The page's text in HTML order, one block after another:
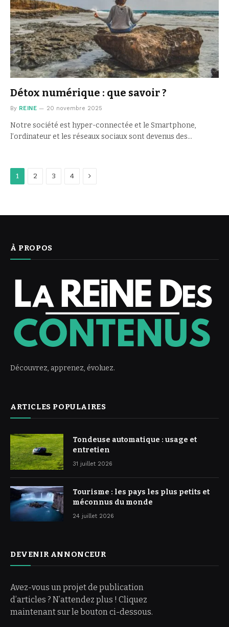
Détox numérique : que savoir ?
By REINE 20 novembre 2025
Notre société est hyper-connectée et le Smartphone,
l’ordinateur et les réseaux sociaux sont devenus des…
1 2 3 4 Next
À PROPOS
Découvrez, apprenez, évoluez.
ARTICLES POPULAIRES
Tondeuse automatique : usage et
entretien
31 juillet 2026
Tourisme : les pays les plus petits et
méconnus du monde
24 juillet 2026
DEVENIR ANNONCEUR
Avez-vous un projet de publication
d’articles ? N’attendez plus ! Cliquez
maintenant sur le bouton ci-dessous.